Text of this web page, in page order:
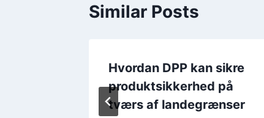
Similar Posts
Hvordan DPP kan sikre
produktsikkerhed på
tværs af landegrænser